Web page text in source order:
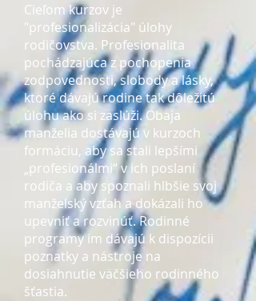
Cieľom kurzov je
"profesionalizácia" úlohy
rodičovstva. Profesionalita
pochádzajúca z pochopenia
zodpovednosti, slobody a lásky,
ktoré dávajú rodine tak dôležitú
úlohu ako si zaslúži. Obaja
manželia dostávajú v kurzoch
formáciu, aby sa stali lepšími
„profesionálmi“ v ich poslaní
rodiča a aby spoznali hlbšie svoj
manželský vzťah a dokázali ho
upevniť a rozvinúť. Rodinné
programy im dávajú k dispozícii
poznatky a nástroje na
dosiahnutie väčšieho rodinného
šťastia.